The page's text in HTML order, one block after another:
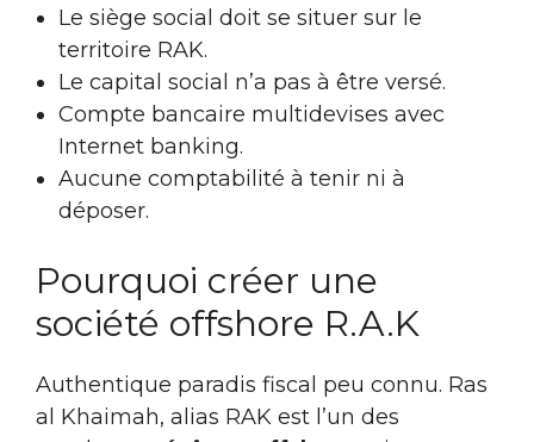
Le siège social doit se situer sur le
territoire RAK.
Le capital social n’a pas à être versé.
Compte bancaire multidevises avec
Internet banking.
Aucune comptabilité à tenir ni à
déposer.
Pourquoi créer une
société offshore R.A.K
Authentique paradis fiscal peu connu. Ras
al Khaimah, alias RAK est l’un des